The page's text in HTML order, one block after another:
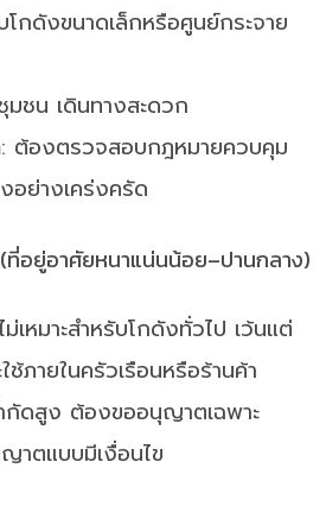
กดังขนาดเล็กหรือศูนย์กระจาย
ชน เดินทางสะดวก
: ต้องตรวจสอบกฎหมายควบคุม
อย่างเคร่งครัด
อยู่อาศัยหนาแน่นน้อย–ปานกลาง)
ม่เหมาะสำหรับโกดังทั่วไป เว้นแต่
ช้ภายในครัวเรือนหรือร้านค้า
กัดสูง ต้องขออนุญาตเฉพาะ
าตแบบมีเงื่อนไข